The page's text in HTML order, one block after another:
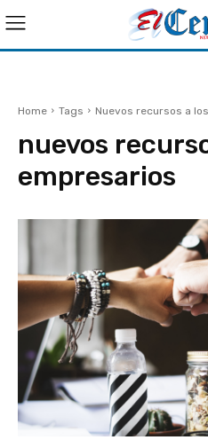
Home Tags Nuevos recursos a
nuevos
empresarios